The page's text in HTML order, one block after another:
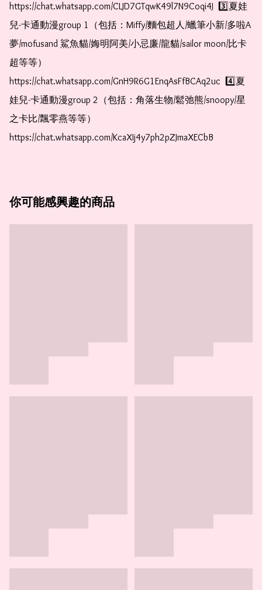
https://chat.whatsapp.com/CLJD7GTqwK49l7N9Coqi4J  3️⃣夏娃
兒-卡通動漫group 1（包括：Miffy/麵包超人/蠟筆小新/多啦A
夢/mofusand 鯊魚貓/娒明阿美/小忌廉/龍貓/sailor moon/比卡
超等等）
https://chat.whatsapp.com/GnH9R6G1EnqAsFfBCAq2uc  4️⃣夏
娃兒-卡通動漫group 2（包括：角落生物/鬆弛熊/snoopy/星
之卡比/飄零燕等等）
https://chat.whatsapp.com/KcaXIj4y7ph2pZJmaXECbB
你可能感興趣的商品